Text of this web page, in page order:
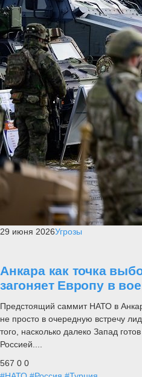
29 июня 2026Угрозы
Анкара как точка
загоняет Европу в
Предстоящий саммит НАТО в
не просто в очередную встречу
того, насколько далеко Запад
Россией....
567 0 0